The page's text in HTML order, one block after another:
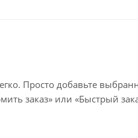
Просто добавьте
заказ» или «Быстрый